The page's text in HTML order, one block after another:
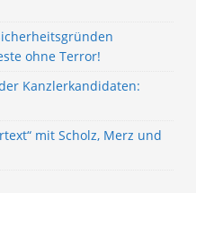
ohne Terror!
Kanzlerkandidaten:
mit Scholz, Merz und